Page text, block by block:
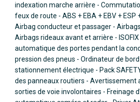
indexation marche arrière -
feux de route - ABS + EBA + EBV + ESP
Airbag conducteur et passager -
Airbags rideaux avant et arrière -
automatique des portes pendant la
pression des pneus - Ordinateur de bord
stationnement électrique - Pack
des panneaux routiers - Avertissement
sorties de voie involontaires - Freinage